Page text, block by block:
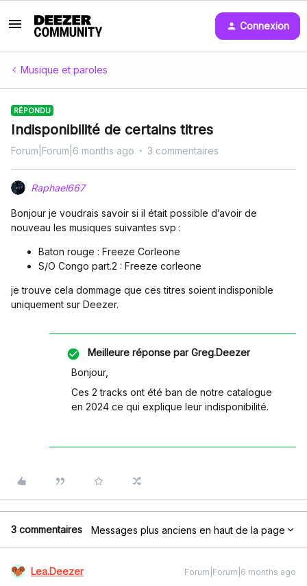
Connexion
Musique et paroles
RÉPONDU
Indisponibilité de certains titres
Forum|Forum|6 months ago 3 commentaires
Raphael667
Bonjour je voudrais savoir si il était possible d’avoir de
nouveau les musiques suivantes svp :
Baton rouge : Freeze Corleone
S/O Congo part.2 : Freeze corleone
je trouve cela dommage que ces titres soient indisponible
uniquement sur Deezer.
Meilleure réponse parGreg.Deezer
Bonjour,
Ces 2 tracks ont été ban de notre catalogue
en 2024 ce qui explique leur indisponibilité.
3 commentaires Messages plus anciens en haut de la page
Lea.Deezer Forum|Forum|6 months ago